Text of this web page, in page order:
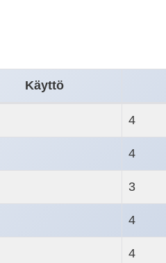
Käyttö
4
4
3
4
4